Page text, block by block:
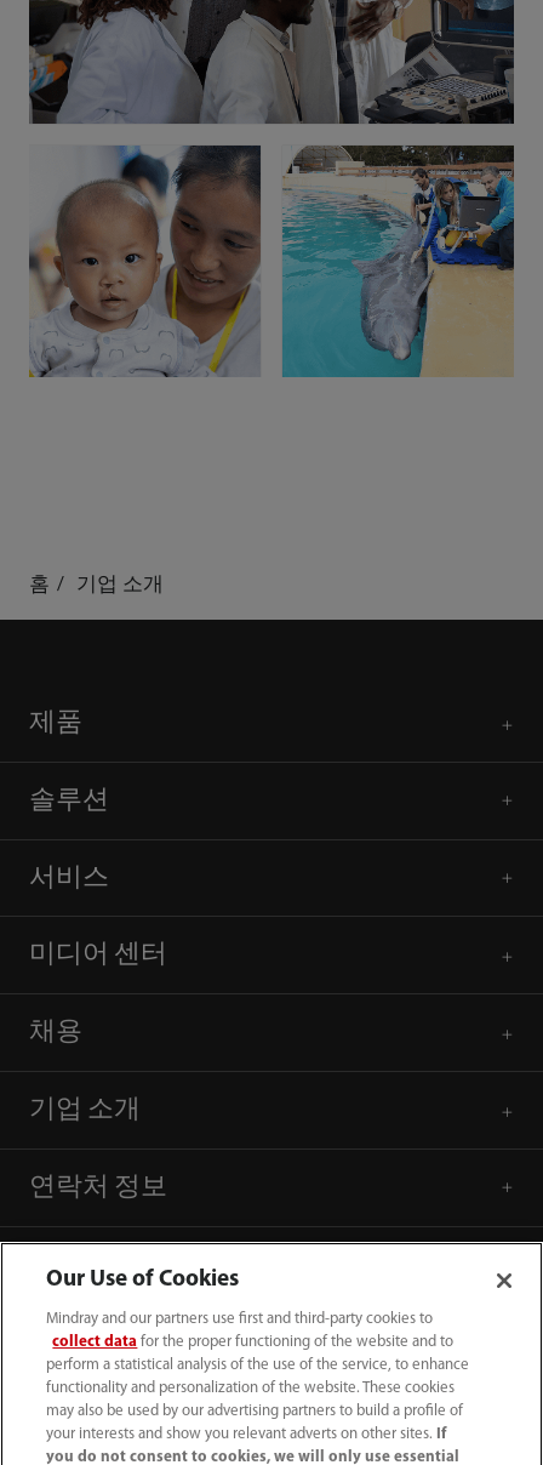
홈 기업 소개
제품
솔루션
서비스
미디어 센터
채용
기업 소개
연락처 정보
Our Use of Cookies
Mindray and our partners use first and third-party cookies to
collect data for the proper functioning of the website and to
perform a statistical analysis of the use of the service, to enhance
functionality and personalization of the website. These cookies
may also be used by our advertising partners to build a profile of
your interests and show you relevant adverts on other sites.
If
you do not consent to cookies, we will only use essential